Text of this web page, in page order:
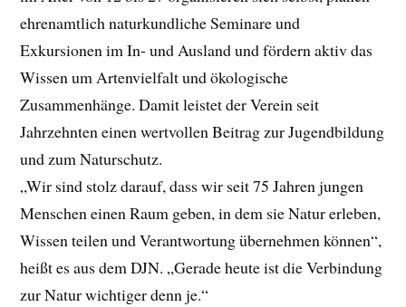
ehrenamtlich naturkundliche Seminare und
Exkursionen im In- und Ausland und fördern aktiv das
Wissen um Artenvielfalt und ökologische
Zusammenhänge. Damit leistet der Verein seit
Jahrzehnten einen wertvollen Beitrag zur Jugendbildung
und zum Naturschutz.
„Wir sind stolz darauf, dass wir seit 75 Jahren jungen
Menschen einen Raum geben, in dem sie Natur erleben,
Wissen teilen und Verantwortung übernehmen können“,
heißt es aus dem DJN. „Gerade heute ist die Verbindung
zur Natur wichtiger denn je.“